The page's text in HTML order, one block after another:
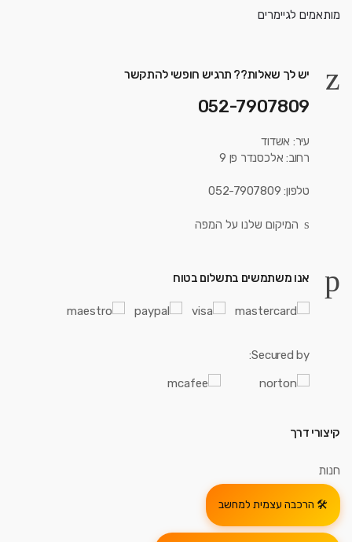
יש לך שאלות?? תרגיש חופשי להתקשר
052-7907809
עיר: אשדוד
רחוב: אלכסנדר פן 9
טלפון: 052-7907809
המיקום שלנו על המפה
אנו משתמשים בתשלום בטוח
Secured by:
קיצורי דרך
חנות
הרכבה עצמית למחשב